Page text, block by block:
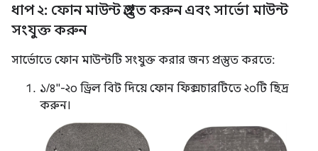
ধাপ ২: ফোন মাউন্ট প্রস্তুত করুন এবং সার্ভো মাউন্ট
সংযুক্ত করুন
সার্ভোতে ফোন মাউন্টটি সংযুক্ত করার জন্য প্রস্তুত করতে:
১/৪"-২০ ড্রিল বিট দিয়ে ফোন ফিক্সচারটিতে ২০টি ছিদ্র
করুন।